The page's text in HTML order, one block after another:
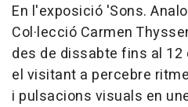
En l'exposició 'Sons.
Col·lecció Carmen
des de dissabte fins al 12
el visitant a percebre
i pulsacions visuals en